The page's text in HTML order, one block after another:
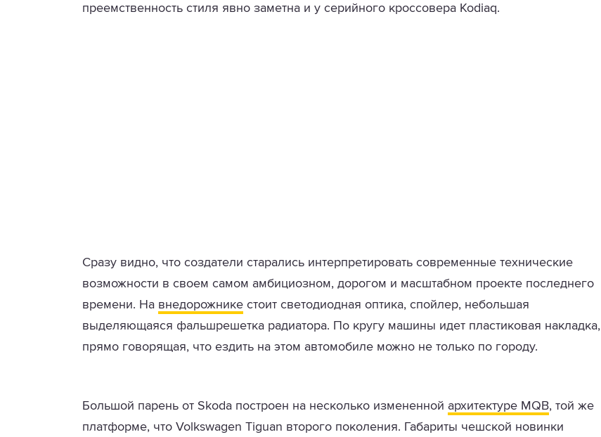
преемственность стиля явно заметна и у серийного кроссовера Kodiaq.
Сразу видно, что создатели старались интерпретировать современные технические
возможности в своем самом амбициозном, дорогом и масштабном проекте последнего
времени. На внедорожнике стоит светодиодная оптика, спойлер, небольшая
выделяющаяся фальшрешетка радиатора. По кругу машины идет пластиковая накладка,
прямо говорящая, что ездить на этом автомобиле можно не только по городу.
Большой парень от Skoda построен на несколько измененной архитектуре MQB, той же
платформе, что Volkswagen Tiguan второго поколения. Габариты чешской новинки